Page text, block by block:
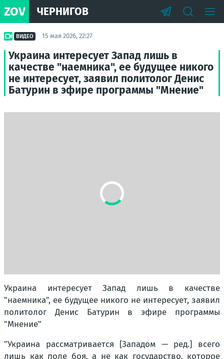
ZOV ЧЕРНИГОВ
ВИДЕО 15 мая 2026, 22:27
Украина интересует Запад лишь в
качестве "наемника", ее будущее никого
не интересует, заявил политолог Денис
Батурин в эфире программы "Мнение"
Украина интересует Запад лишь в качестве
"наемника", ее будущее никого не интересует, заявил
политолог Денис Батурин в эфире программы
"Мнение"
"Украина рассматривается [Западом — ред.] всего
лишь как поле боя, а не как государство, которое